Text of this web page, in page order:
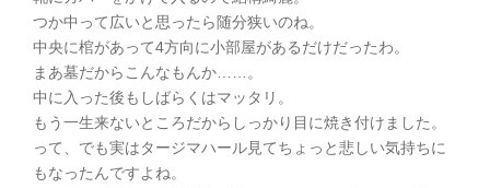
つか中って広いと思ったら随分狭いのね。
中央に棺があって4方向に小部屋があるだけだったわ。
まあ墓だからこんなもんか……。
中に入った後もしばらくはマッタリ。
もう一生来ないところだからしっかり目に焼き付けました。
って、でも実はタージマハール見てちょっと悲しい気持ちに
もなったんですよね。